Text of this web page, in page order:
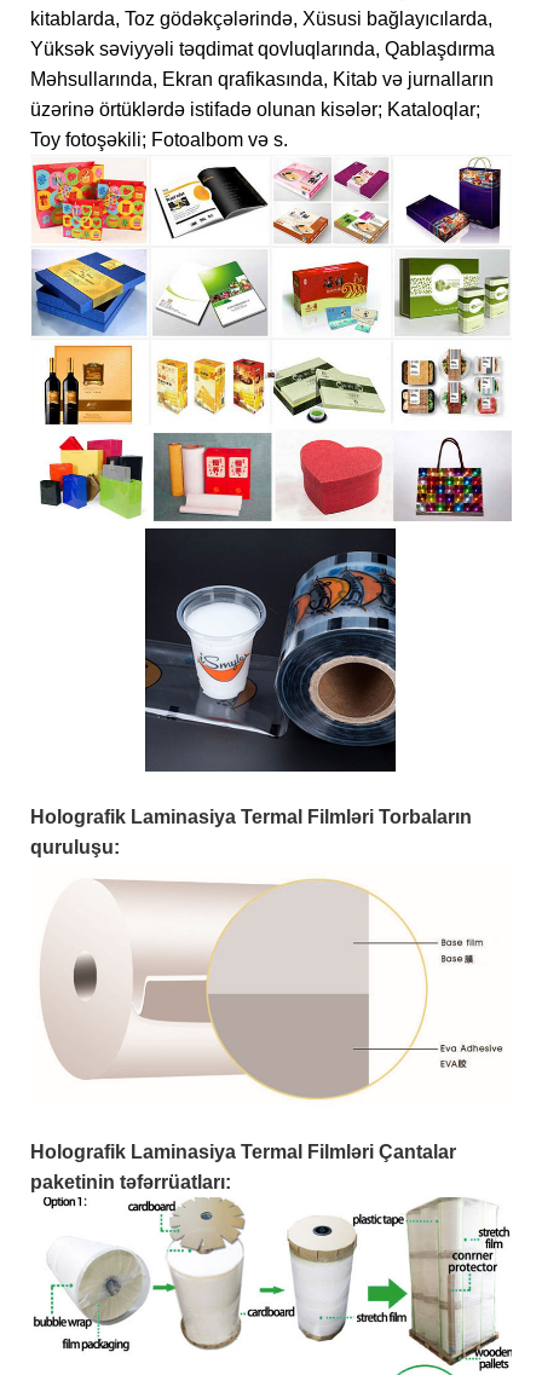
kitablarda, Toz gödəkçələrində, Xüsusi bağlayıcılarda,
Yüksək səviyyəli təqdimat qovluqlarında, Qablaşdırma
Məhsullarında, Ekran qrafikasında, Kitab və jurnalların
üzərinə örtüklərdə istifadə olunan kisələr; Kataloqlar;
Toy fotoşəkili; Fotoalbom və s.
Holografik Laminasiya Termal Filmləri Torbaların
quruluşu:
Holografik Laminasiya Termal Filmləri Çantalar
paketinin təfərrüatları: